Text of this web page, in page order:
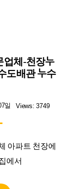
업체-천장누
도배관 누수
일 Views: 3749
아파트 천장에
에서